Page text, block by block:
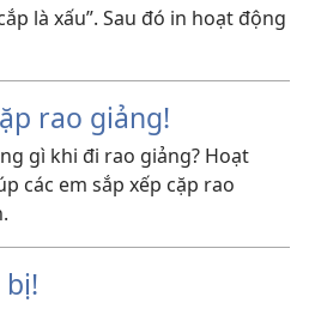
là xấu”. Sau đó in hoạt động
rao giảng!
gì khi đi rao giảng? Hoạt
các em sắp xếp cặp rao
bị!